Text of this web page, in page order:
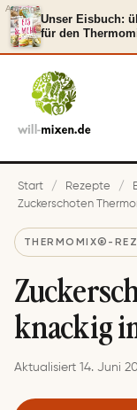
Anzeige
Unser Eisbuch:
für den
Start / Rezepte /
Zuckerschoten
THERMOMIX®-
knackig
Aktualisiert 14. Juni